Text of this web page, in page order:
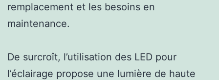
remplacement et les besoins en
maintenance.
De surcroît, l’utilisation des LED pour
l’éclairage propose une lumière de haute